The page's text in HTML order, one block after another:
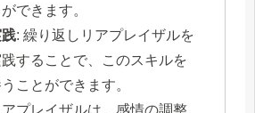
できます。
: 繰り返しリアプレイザルを
することで、このスキルを
ことができます。
アプレイザルは、感情の調整